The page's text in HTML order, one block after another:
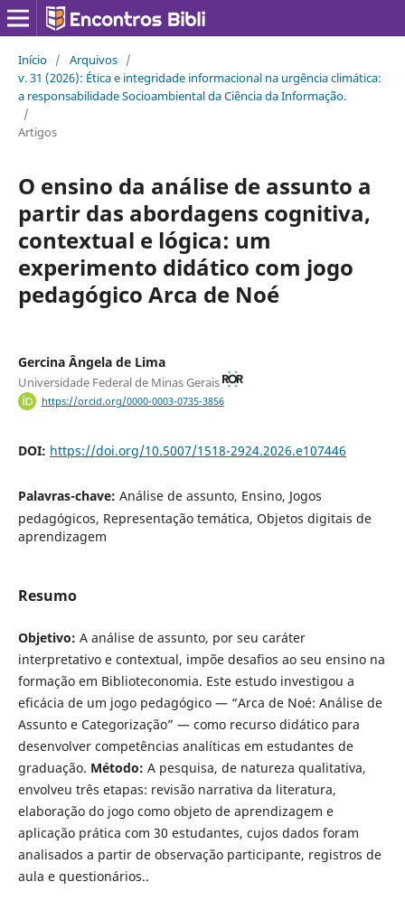
Início / Arquivos /
v. 31 (2026): Ética e integridade informacional na urgência climática:
a responsabilidade Socioambiental da Ciência da Informação.
/
Artigos
O ensino da análise de assunto a
partir das abordagens cognitiva,
contextual e lógica: um
experimento didático com jogo
pedagógico Arca de Noé
Gercina Ângela de Lima
Universidade Federal de Minas Gerais
https://orcid.org/0000-0003-0735-3856
DOI: https://doi.org/10.5007/1518-2924.2026.e107446
Palavras-chave: Análise de assunto, Ensino, Jogos
pedagógicos, Representação temática, Objetos digitais de
aprendizagem
Resumo
Objetivo: A análise de assunto, por seu caráter
interpretativo e contextual, impõe desafios ao seu ensino na
formação em Biblioteconomia. Este estudo investigou a
eficácia de um jogo pedagógico — “Arca de Noé: Análise de
Assunto e Categorização” — como recurso didático para
desenvolver competências analíticas em estudantes de
graduação. Método: A pesquisa, de natureza qualitativa,
envolveu três etapas: revisão narrativa da literatura,
elaboração do jogo como objeto de aprendizagem e
aplicação prática com 30 estudantes, cujos dados foram
analisados a partir de observação participante, registros de
aula e questionários..